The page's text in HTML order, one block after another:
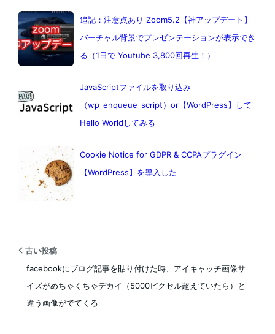
追記：注意点あり Zoom5.2【神アップデート】
バーチャル背景でプレゼンテーションが表示でき
る（1日で Youtube 3,800回再生！）
JavaScriptファイルを取り込み
（wp_enqueue_script）or【WordPress】して
Hello Worldしてみる
Cookie Notice for GDPR & CCPAプラグイン
【WordPress】を導入した
古い投稿
facebookにブログ記事を貼り付けた時、アイキャッチ画像サ
イズがめちゃくちゃデカイ（5000ピクセル超えていたら）と
違う画像がでてくる